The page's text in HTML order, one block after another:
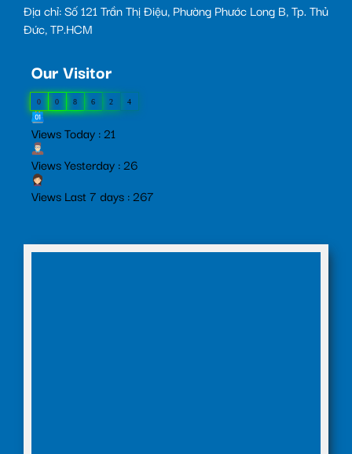
Địa chỉ: Số 121 Trần Thị Điệu, Phường Phước Long B, Tp. Thủ
Đức, TP.HCM
Our Visitor
0 0 8 6 2 4
Views Today : 21
Views Yesterday : 26
Views Last 7 days : 267